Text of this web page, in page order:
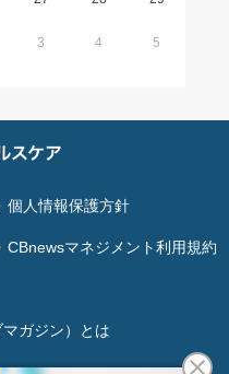
3 4 5
個人情報保護方針
CBnewsマネジメント利用規約
ガジン）とは